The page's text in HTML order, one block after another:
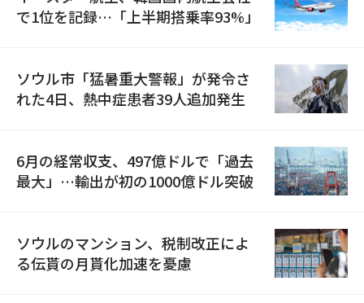
で1位を記録…「上半期搭乗率93%」
ソウル市「猛暑重大警報」が発令さ
れた4日、熱中症患者39人追加発生
6月の経常収支、497億ドルで「過去
最大」…輸出が初の1000億ドル突破
ソウルのマンション、税制改正によ
る伝貰の月貰化加速を憂慮